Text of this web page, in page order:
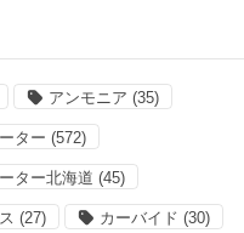
アンモニア (35)
ター (572)
ター北海道 (45)
(27) カーバイド (30)